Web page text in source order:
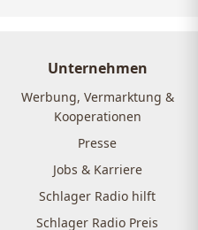
Unternehmen
Werbung, Vermarktung &
Kooperationen
Presse
Jobs & Karriere
Schlager Radio hilft
Schlager Radio Preis